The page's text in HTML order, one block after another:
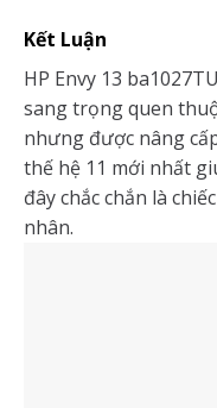
Kết Luận
HP Envy 13
sang trọng quen
nhưng được nâng
thế hệ 11 mới nhất
đây chắc chắn là
nhân.